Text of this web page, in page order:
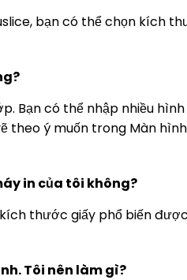
bạn có thể chọn kích
Bạn có thể nhập nhiều
theo ý muốn trong Màn
in của tôi không?
thước giấy phổ biến
Tôi nên làm gì?